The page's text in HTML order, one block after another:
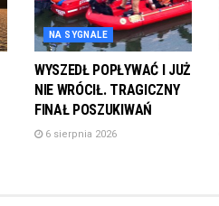
NA SYGNALE
WYSZEDŁ POPŁYWAĆ I JUŻ
NIE WRÓCIŁ. TRAGICZNY
FINAŁ POSZUKIWAŃ
6 sierpnia 2026